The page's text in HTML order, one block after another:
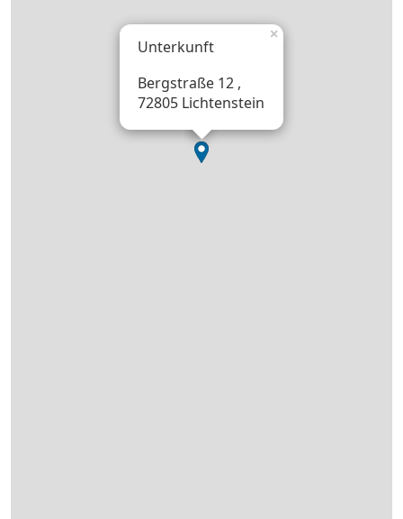
Unterkunft
Bergstraße 12 ,
72805 Lichtenstein
×